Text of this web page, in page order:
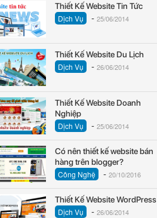
Thiết Kế Website Tin Tức
Dịch Vụ - 25/06/2014
Thiết Kế Website Du Lịch
Dịch Vụ - 26/06/2014
Thiết Kế Website Doanh
Nghiệp
Dịch Vụ - 25/06/2014
Có nên thiết kế website bán
hàng trên blogger?
Công Nghệ - 20/10/2016
Thiết Kế Website WordPress
Dịch Vụ - 26/06/2014